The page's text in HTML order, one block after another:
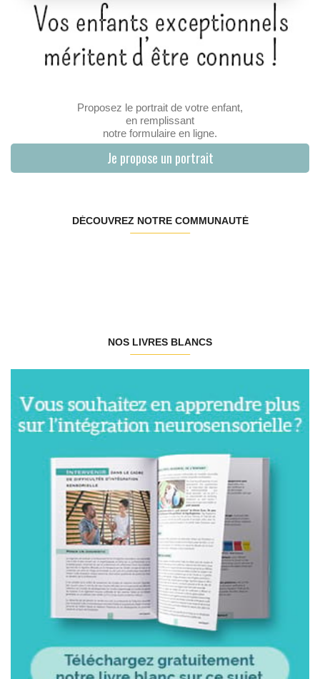
Proposez le portrait de votre enfant,
en remplissant
notre formulaire en ligne.
Je propose un portrait
DÉCOUVREZ NOTRE COMMUNAUTÉ
NOS LIVRES BLANCS